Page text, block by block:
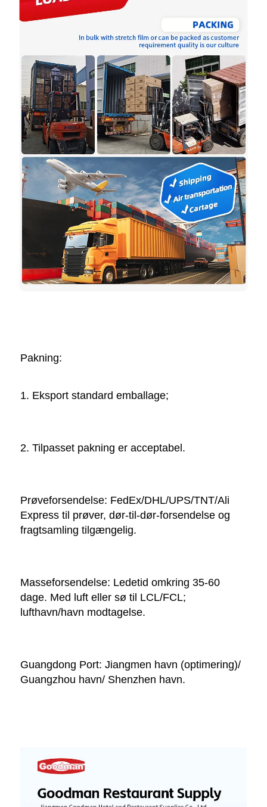
Pakning:
1. Eksport standard emballage;
2. Tilpasset pakning er acceptabel.
Prøveforsendelse: FedEx/DHL/UPS/TNT/Ali
Express til prøver, dør-til-dør-forsendelse og
fragtsamling tilgængelig.
Masseforsendelse: Ledetid omkring 35-60
dage. Med luft eller sø til LCL/FCL;
lufthavn/havn modtagelse.
Guangdong Port: Jiangmen havn (optimering)/
Guangzhou havn/ Shenzhen havn.